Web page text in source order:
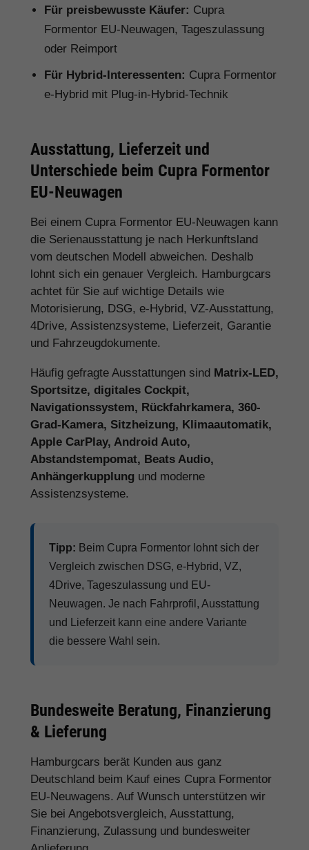
Für preisbewusste Käufer: Cupra
Formentor EU-Neuwagen, Tageszulassung
oder Reimport
Für Hybrid-Interessenten: Cupra Formentor
e-Hybrid mit Plug-in-Hybrid-Technik
Ausstattung, Lieferzeit und
Unterschiede beim Cupra Formentor
EU-Neuwagen
Bei einem Cupra Formentor EU-Neuwagen kann
die Serienausstattung je nach Herkunftsland
vom deutschen Modell abweichen. Deshalb
lohnt sich ein genauer Vergleich. Hamburgcars
achtet für Sie auf wichtige Details wie
Motorisierung, DSG, e-Hybrid, VZ-Ausstattung,
4Drive, Assistenzsysteme, Lieferzeit, Garantie
und Fahrzeugdokumente.
Häufig gefragte Ausstattungen sind Matrix-LED,
Sportsitze, digitales Cockpit,
Navigationssystem, Rückfahrkamera, 360-
Grad-Kamera, Sitzheizung, Klimaautomatik,
Apple CarPlay, Android Auto,
Abstandstempomat, Beats Audio,
Anhängerkupplung und moderne
Assistenzsysteme.
Tipp: Beim Cupra Formentor lohnt sich der
Vergleich zwischen DSG, e-Hybrid, VZ,
4Drive, Tageszulassung und EU-
Neuwagen. Je nach Fahrprofil, Ausstattung
und Lieferzeit kann eine andere Variante
die bessere Wahl sein.
Bundesweite Beratung, Finanzierung
& Lieferung
Hamburgcars berät Kunden aus ganz
Deutschland beim Kauf eines Cupra Formentor
EU-Neuwagens. Auf Wunsch unterstützen wir
Sie bei Angebotsvergleich, Ausstattung,
Finanzierung, Zulassung und bundesweiter